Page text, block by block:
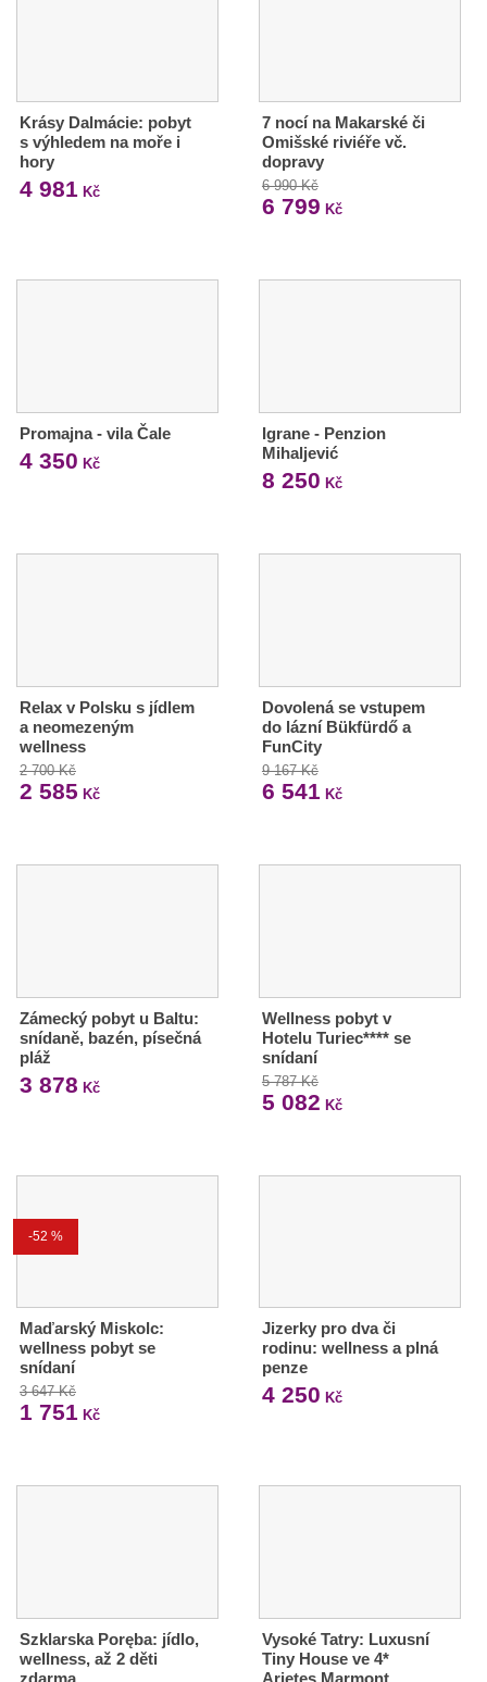
Krásy Dalmácie: pobyt
s výhledem na moře i
hory
4 981 Kč
7 nocí na Makarské či
Omišské riviéře vč.
dopravy
6 990 Kč
6 799 Kč
Promajna - vila Čale
4 350 Kč
Igrane - Penzion
Mihaljević
8 250 Kč
Relax v Polsku s jídlem
a neomezeným
wellness
2 700 Kč
2 585 Kč
Dovolená se vstupem
do lázní Bükfürdő a
FunCity
9 167 Kč
6 541 Kč
Zámecký pobyt u Baltu:
snídaně, bazén, písečná
pláž
3 878 Kč
Wellness pobyt v
Hotelu Turiec**** se
snídaní
5 787 Kč
5 082 Kč
-52 %
Maďarský Miskolc:
wellness pobyt se
snídaní
3 647 Kč
1 751 Kč
Jizerky pro dva či
rodinu: wellness a plná
penze
4 250 Kč
Szklarska Poręba: jídlo,
wellness, až 2 děti
Vysoké Tatry: Luxusní
Tiny House ve 4*